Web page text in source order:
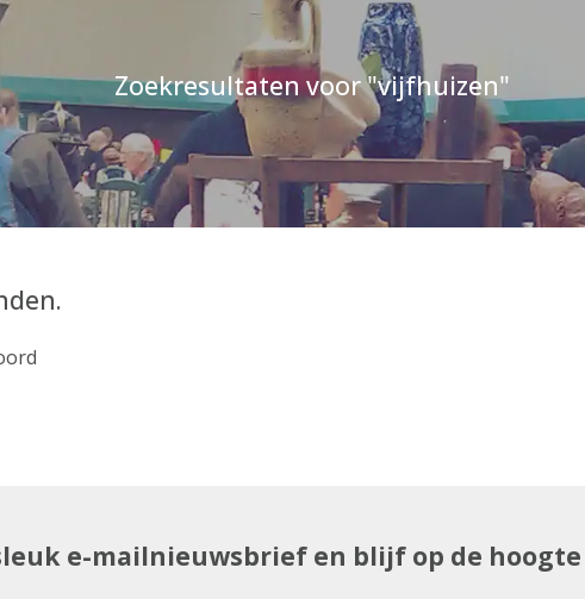
Zoekresultaten voor "vijfhuizen"
e-mailnieuwsbrief en blijf op de